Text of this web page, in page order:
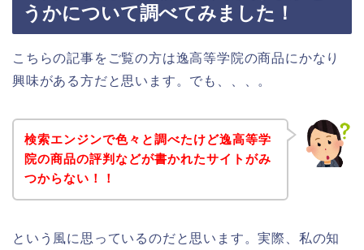
うかについて調べてみました！
こちらの記事をご覧の方は逸高等学院の商品にかなり
興味がある方だと思います。でも、、、。
検索エンジンで色々と調べたけど逸高等学
院の商品の評判などが書かれたサイトがみ
つからない！！
という風に思っているのだと思います。実際、私の知